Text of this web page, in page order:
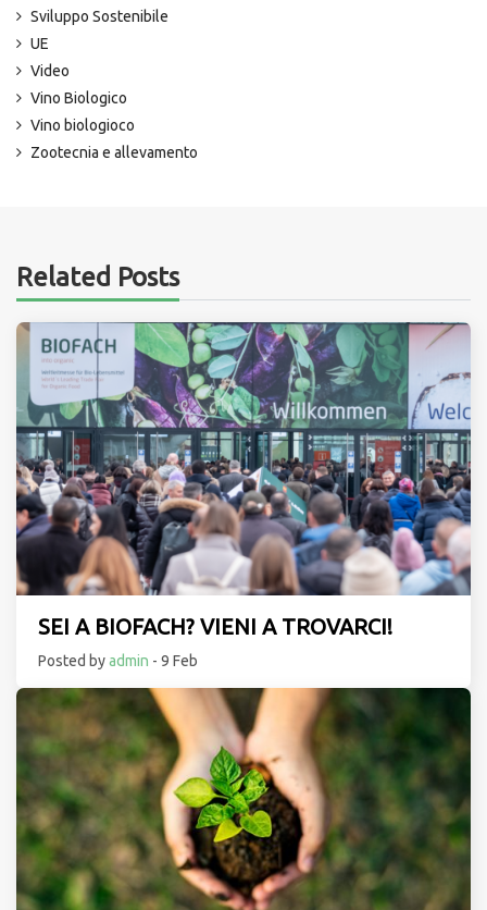
Sviluppo Sostenibile
UE
Video
Vino Biologico
Vino biologioco
Zootecnia e allevamento
Related Posts
SEI A BIOFACH? VIENI A TROVARCI!
Posted byadmin - 9 Feb